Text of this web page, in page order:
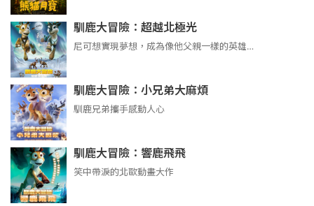
馴鹿大冒險：超越北極光
尼可想實現夢想，成為像他父親一樣的英雄…
馴鹿大冒險：小兄弟大麻煩
馴鹿兄弟攜手感動人心
馴鹿大冒險：響鹿飛飛
笑中帶淚的北歐動畫大作